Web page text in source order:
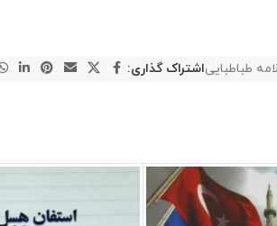
طباطباییاشتراک گذاری: